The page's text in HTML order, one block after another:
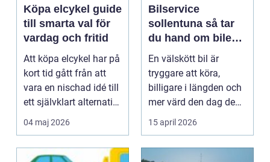
Köpa elcykel guide
till smarta val för
vardag och fritid
Att köpa elcykel har på
kort tid gått från att
vara en nischad idé till
ett självklart alternativ
04 maj 2026
Bilservice
sollentuna så tar
du hand om bilen
på rätt sätt
En välskött bil är
tryggare att köra,
billigare i längden och
mer värd den dag den
ska säljas. Många...
15 april 2026